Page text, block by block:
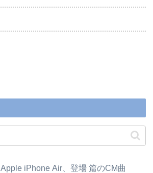
Apple iPhone Air、登場 篇のCM曲